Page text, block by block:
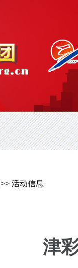
>> 活动信息
津